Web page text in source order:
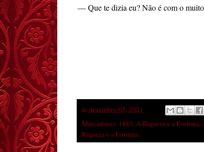
— Que te dizia eu? Não é com o
àsdezembro 05, 2021
Marcadores: 1883,A Riqueza e a Fortuna,
Riqueza e a Fortuna